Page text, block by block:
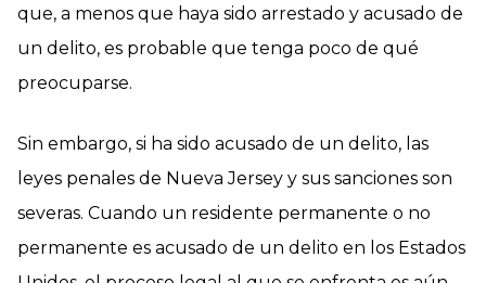
que, a menos que haya sido arrestado y acusado de
un delito, es probable que tenga poco de qué
preocuparse.
Sin embargo, si ha sido acusado de un delito, las
leyes penales de Nueva Jersey y sus sanciones son
severas. Cuando un residente permanente o no
permanente es acusado de un delito en los Estados